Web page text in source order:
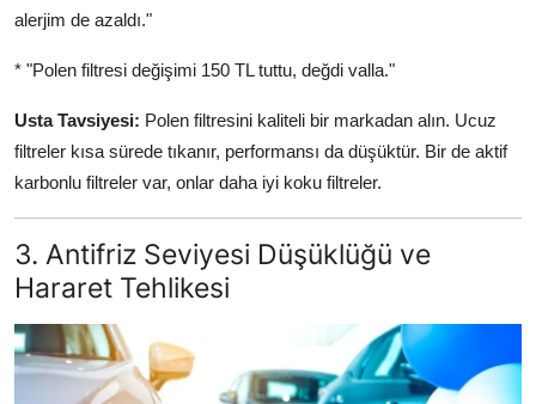
alerjim de azaldı."
* "Polen filtresi değişimi 150 TL tuttu, değdi valla."
Usta Tavsiyesi: Polen filtresini kaliteli bir markadan alın. Ucuz
filtreler kısa sürede tıkanır, performansı da düşüktür. Bir de aktif
karbonlu filtreler var, onlar daha iyi koku filtreler.
3. Antifriz Seviyesi Düşüklüğü ve
Hararet Tehlikesi